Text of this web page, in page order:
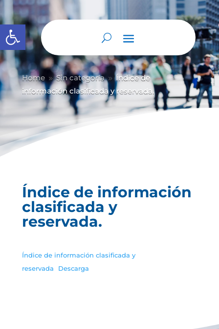
Abrir barra de herramientas
Home 9 Sin categoría 9 Índice de
información clasificada y reservada.
Índice de información
clasificada y
reservada.
Índice de información clasificada y
reservada
Descarga